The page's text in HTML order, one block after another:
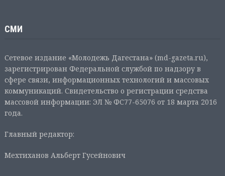
СМИ
Сетевое издание «Молодежь Дагестана» (md-gazeta.ru),
зарегистрирован Федеральной службой по надзору в
сфере связи, информационных технологий и массовых
коммуникаций. Свидетельство о регистрации средства
массовой информации: ЭЛ № ФС77-65076 от 18 марта 2016
года.
Главный редактор:
Мехтиханов Альберт Гусейнович